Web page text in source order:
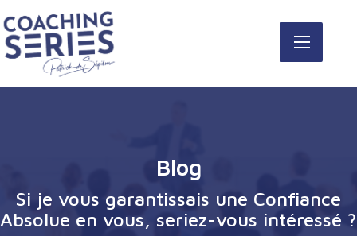
Blog
Si je vous garantissais une Confiance
Absolue en vous, seriez-vous intéressé ?